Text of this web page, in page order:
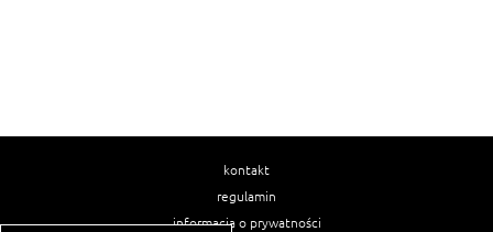
kontakt
regulamin
informacja o prywatności